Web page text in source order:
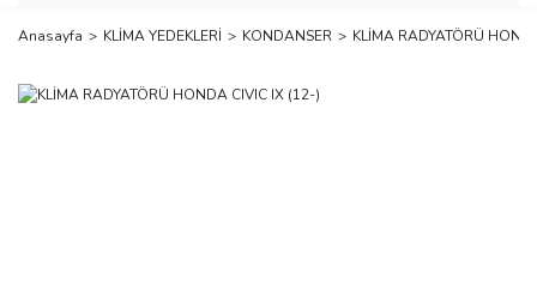
Anasayfa KLİMA YEDEKLERİ KONDANSER KLİMA RADYATÖRÜ